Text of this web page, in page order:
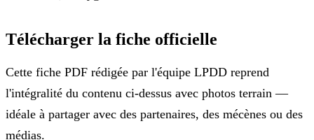
Télécharger la fiche officielle
Cette fiche PDF rédigée par l'équipe LPDD reprend
l'intégralité du contenu ci-dessus avec photos terrain —
idéale à partager avec des partenaires, des mécènes ou des
médias.